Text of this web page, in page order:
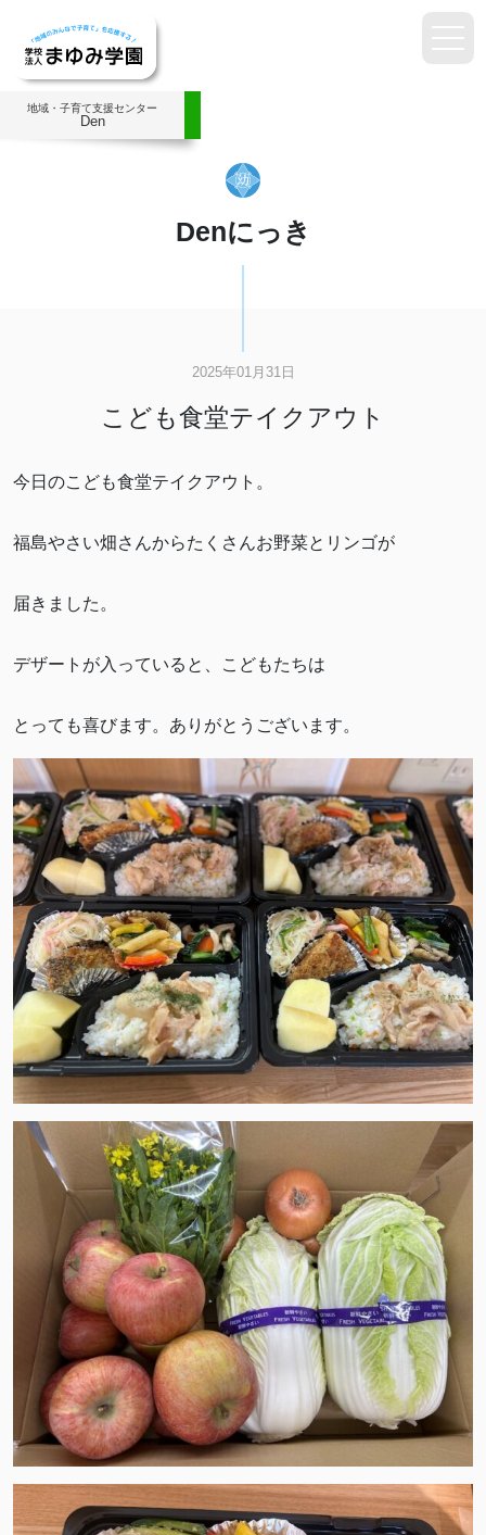
地域・子育て支援センター
Den
Denにっき
2025年01月31日
こども食堂テイクアウト
今日のこども食堂テイクアウト。
福島やさい畑さんからたくさんお野菜とリンゴが
届きました。
デザートが入っていると、こどもたちは
とっても喜びます。ありがとうございます。